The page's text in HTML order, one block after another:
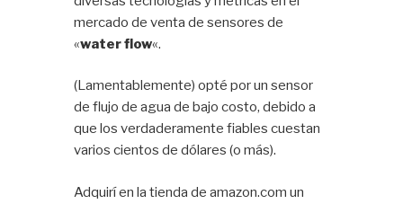
mercado de venta de sensores de
«water flow«.
(Lamentablemente) opté por un sensor
de flujo de agua de bajo costo, debido a
que los verdaderamente fiables cuestan
varios cientos de dólares (o más).
Adquirí en la tienda de amazon.com un